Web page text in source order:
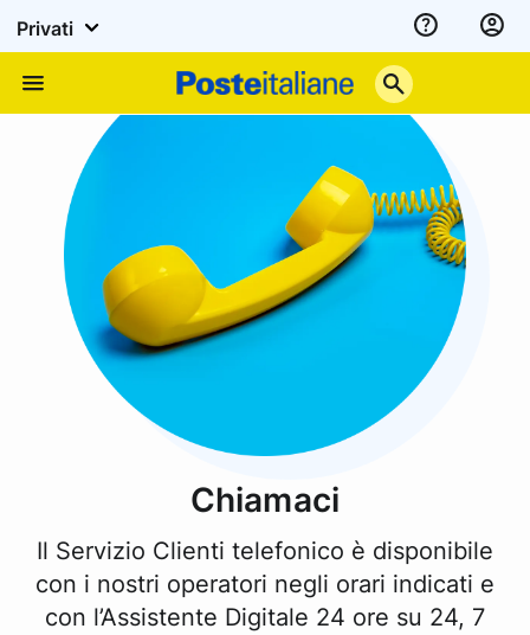
Privati
Assistenza
Italiane
Chiamaci
Il Servizio Clienti telefonico è disponibile
con i nostri operatori negli orari indicati e
con l’Assistente Digitale 24 ore su 24, 7